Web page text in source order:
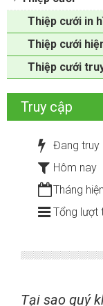
Thiệp cưới in
Thiệp cưới
Thiệp cưới
Truy cập
Đang truy
Hôm nay
Tháng
Tổng lượt
Tại sao quý